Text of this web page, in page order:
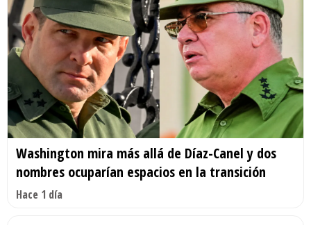
Washington mira más allá de Díaz-Canel y dos
nombres ocuparían espacios en la transición
Hace 1 día